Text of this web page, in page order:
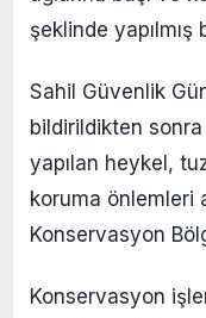
şeklinde yapılmış
Sahil Güvenlik
bildirildikten
yapılan heykel,
koruma önlemleri
Konservasyon
Konservasyon